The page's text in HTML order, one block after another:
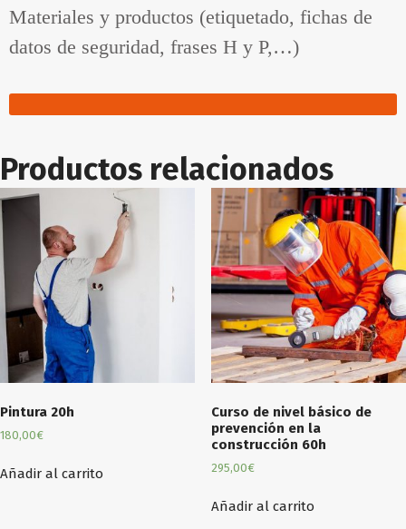
Materiales y productos (etiquetado, fichas de
datos de seguridad, frases H y P,…)
Productos relacionados
Pintura 20h
180,00€
Añadir al carrito
Curso de nivel básico de
prevención en la
construcción 60h
295,00€
Añadir al carrito